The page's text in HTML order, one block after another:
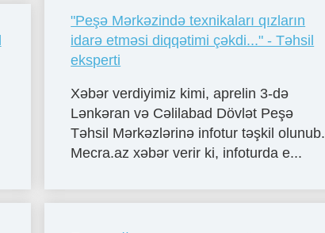
"Peşə Mərkəzində texnikaları qızların
idarə etməsi diqqətimi çəkdi..." - Təhsil
eksperti
Xəbər verdiyimiz kimi, aprelin 3-də
Lənkəran və Cəlilabad Dövlət Peşə
Təhsil Mərkəzlərinə infotur təşkil olunub.
Mecra.az xəbər verir ki, infoturda e...